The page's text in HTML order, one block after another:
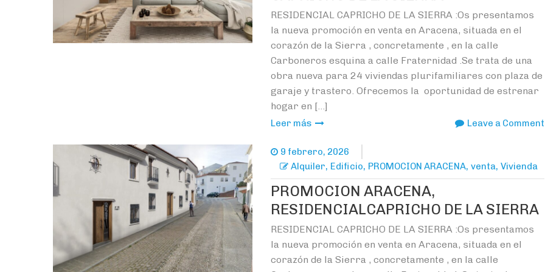
RESIDENCIAL CAPRICHO DE LA SIERRA :Os presentamos
la nueva promoción en venta en Aracena, situada en el
corazón de la Sierra , concretamente , en la calle
Carboneros esquina a calle Fraternidad .Se trata de una
obra nueva para 24 viviendas plurifamiliares con plaza de
garaje y trastero. Ofrecemos la oportunidad de estrenar
hogar en […]
Leer más Leave a Comment
9 febrero, 2026
Alquiler, Edificio, PROMOCION ARACENA, venta, Vivienda
PROMOCION ARACENA,
RESIDENCIALCAPRICHO DE LA SIERRA
RESIDENCIAL CAPRICHO DE LA SIERRA :Os presentamos
la nueva promoción en venta en Aracena, situada en el
corazón de la Sierra , concretamente , en la calle